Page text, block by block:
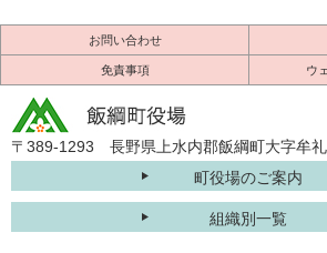
お問い合わせ
免責事項 ウ
〒389-1293 長野県上水内郡飯綱町大字牟
町役場のご案内
組織別一覧